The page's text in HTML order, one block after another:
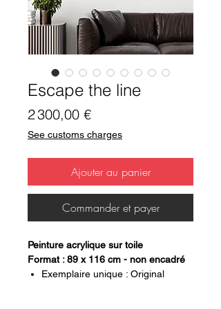
Escape the line
2 300,00 €Prix
See customs charges
Ajouter au panier
Commander et payer
Peinture acrylique sur toile
Format : 89 x 116 cm - non encadré
Exemplaire unique : Original